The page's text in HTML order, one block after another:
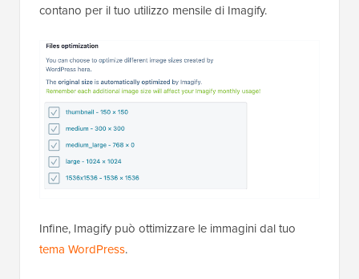
contano per il tuo utilizzo mensile di Imagify.
Infine, Imagify può ottimizzare le immagini dal tuo
tema WordPress.